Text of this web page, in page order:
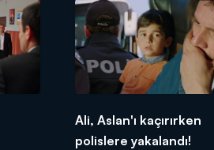
Ali, Aslan'ı kaçırırken
polislere yakalandı!